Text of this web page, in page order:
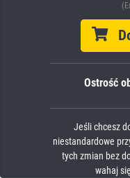
Ostrość
Jeśli chcesz
niestandardowe
tych zmian bez
wahaj